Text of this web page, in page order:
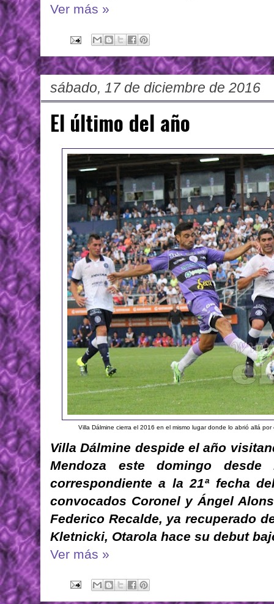
Ver más »
sábado, 17 de diciembre de 2016
El último del año
Villa Dálmine cierra el 2016 en el mismo lugar donde lo abrió allá
Villa Dálmine despide el año
Mendoza este domingo
correspondiente a la 21ª fecha
convocados Coronel y Ángel
Federico Recalde, ya recuperado
Kletnicki, Otarola hace su debut
Ver más »